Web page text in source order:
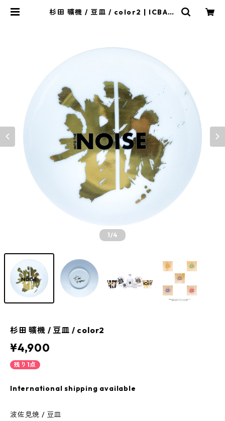
杉田 曠機 / 豆皿 / color2 | ICBA.S
1/4
杉田 曠機 / 豆皿 / color2
¥4,900
残り1点
International shipping available
波佐見焼 / 豆皿